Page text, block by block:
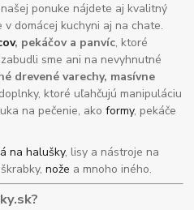
ponuke nájdete aj kvalitný
v domácej kuchyni aj na chate.
, pekáčov a panvíc, ktoré
sme ani na nevyhnutné
drevené varechy, masívne
ktoré uľahčujú manipuláciu
na pečenie, akoformy, pekáče
na halušky, lisy a nástroje na
nože a mnoho iného.